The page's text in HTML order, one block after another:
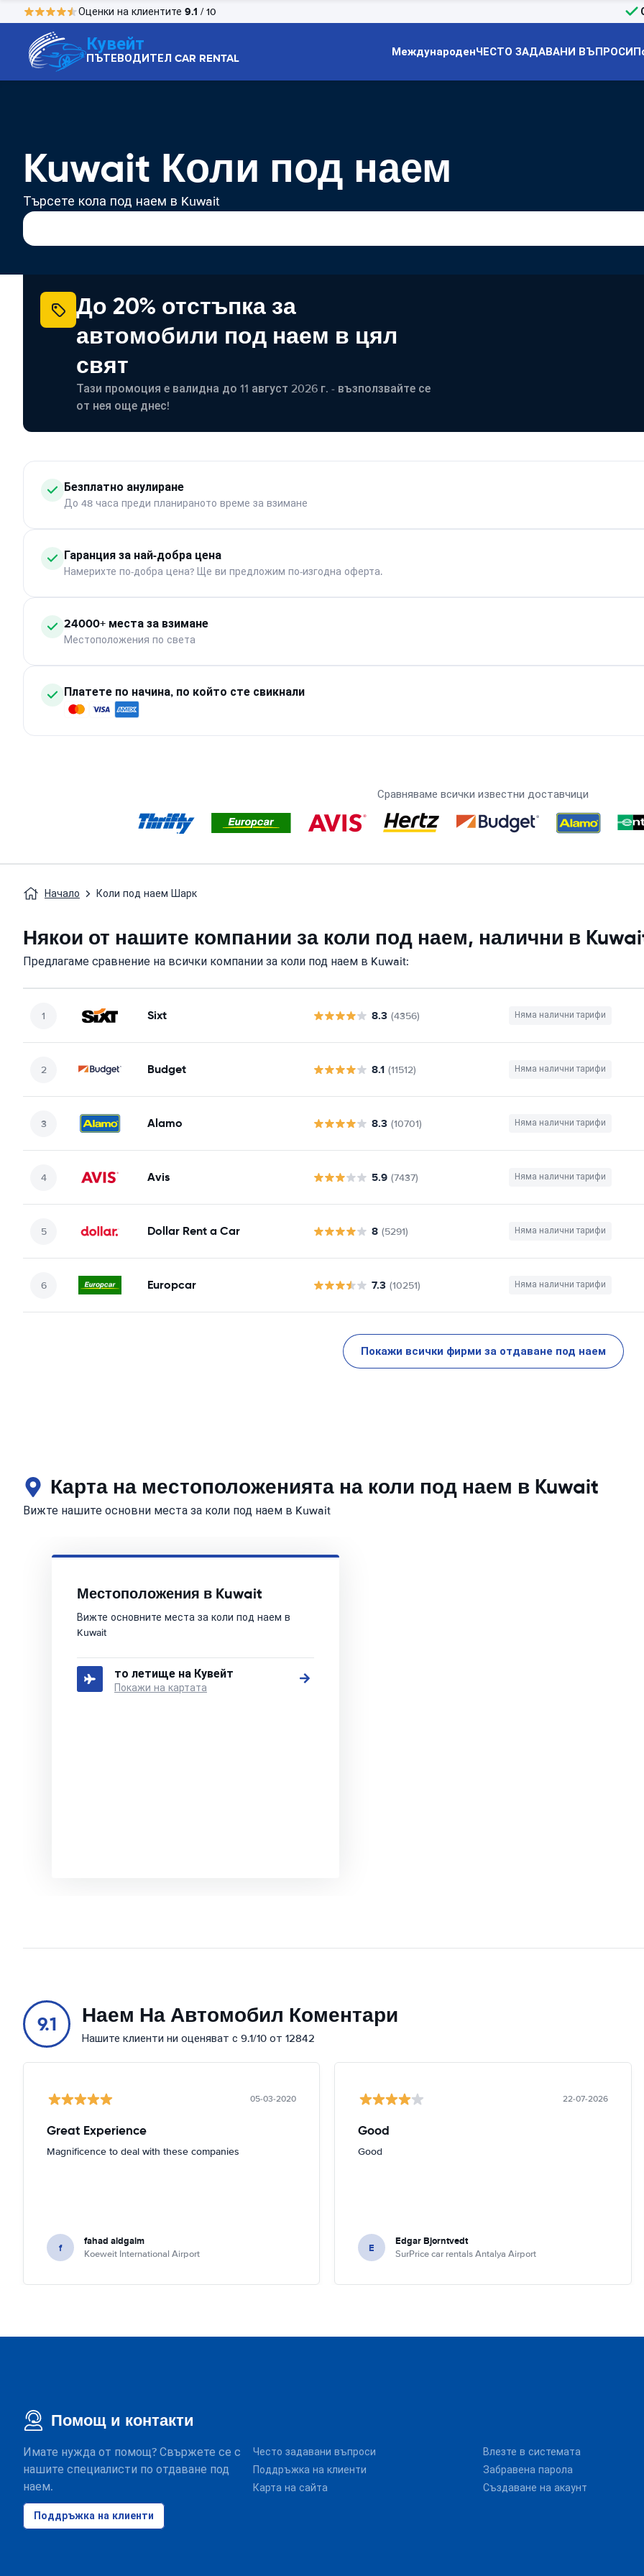
Оценки на клиентите 9.1 / 10
Кувейт
ПЪТЕВОДИТЕЛ CAR RENTAL МеждународенЧЕСТО ЗАДАВАНИ ВЪПРОСИ
Kuwait Коли под наем
Търсете кола под наем в Kuwait
До 20% отстъпка за
автомобили под наем в цял
свят
Тази промоция е валидна до 11 август 2026 г. - възползвайте се
от нея още днес!
Безплатно анулиране
До 48 часа преди планираното време за взимане
Гаранция за най-добра цена
Намерихте по-добра цена? Ще ви предложим по-изгодна оферта.
24000+ места за взимане
Местоположения по света
Платете по начина, по който сте свикнали
Сравняваме всички известни доставчици
Начало Коли под наем Шарк
Някои от нашите компании за коли под наем, налични в
Предлагаме сравнение на всички компании за коли под наем в Kuwait:
Sixt 8.3 (4356) Няма налични тарифи
Budget 8.1 (11512) Няма налични тарифи
Alamo 8.3 (10701) Няма налични тарифи
Avis 5.9 (7437) Няма налични тарифи
Dollar Rent a Car 8 (5291) Няма налични тарифи
Europcar 7.3 (10251) Няма налични тарифи
Покажи всички фирми за отдаване под наем
Карта на местоположенията на коли под наем в Kuwait
Вижте нашите основни места за коли под наем в Kuwait
Местоположения в Kuwait
Вижте основните места за коли под наем в
Kuwait
то летище на Кувейт
Покажи на картата
9.1 Наем На Автомобил Коментари
Нашите клиенти ни оценяват с 9.1/10 от 12842
05-03-2020
Great Experience
Magnificence to deal with these companies
f fahad aldgaim
Koeweit International Airport
22-07-2026
Good
Good
E Edgar Bjorntvedt
SurPrice car rentals Antalya Airport
Помощ и контакти
Имате нужда от помощ? Свържете се с
нашите специалисти по отдаване под
наем.
Поддръжка на клиенти
Често задавани въпроси
Поддръжка на клиенти
Карта на сайта
Влезте в системата
Забравена парола
Създаване на акаунт